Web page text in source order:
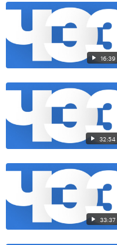
16:39
32:54
33:37